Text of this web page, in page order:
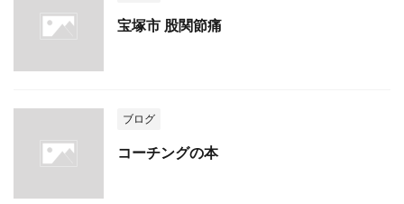
宝塚市 股関節痛
ブログ
コーチングの本